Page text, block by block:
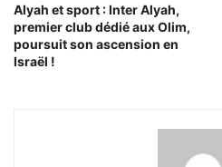
Alyah et sport : Inter Alyah,
premier club dédié aux Olim,
poursuit son ascension en
Israël !